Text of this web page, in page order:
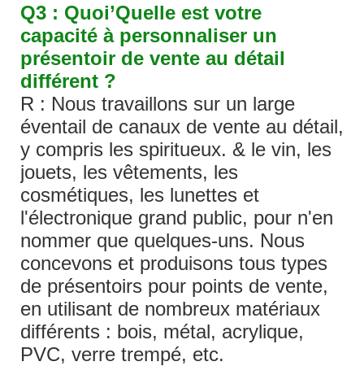
Q3 : Quoi’Quelle est votre
capacité à personnaliser un
présentoir de vente au détail
différent ?
R : Nous travaillons sur un large
éventail de canaux de vente au détail,
y compris les spiritueux. & le vin, les
jouets, les vêtements, les
cosmétiques, les lunettes et
l'électronique grand public, pour n'en
nommer que quelques-uns. Nous
concevons et produisons tous types
de présentoirs pour points de vente,
en utilisant de nombreux matériaux
différents : bois, métal, acrylique,
PVC, verre trempé, etc.